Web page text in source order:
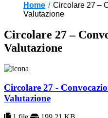
Home
Circolare 27 –
Valutazione
Circolare 27 –
Valutazione
Circolare 27 -
Valutazione